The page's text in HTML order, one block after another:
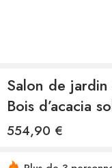
Salon de jardin
Bois d’acacia
554,90 €